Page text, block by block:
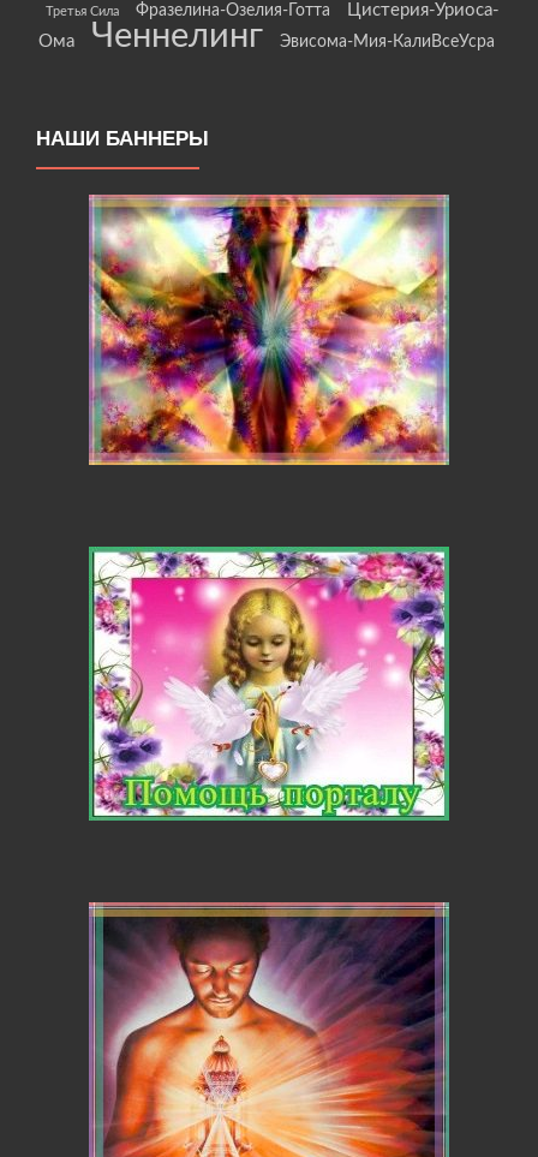
Третья Сила Фразелина-Озелия-Готта
Цистерия-Уриоса-
Ома
Ченнелинг Эвисома-Мия-КалиВсеУсра
НАШИ БАННЕРЫ